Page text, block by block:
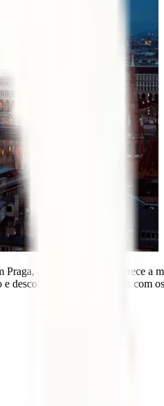
Praga, a capital húngara oferece a
como te divertires com